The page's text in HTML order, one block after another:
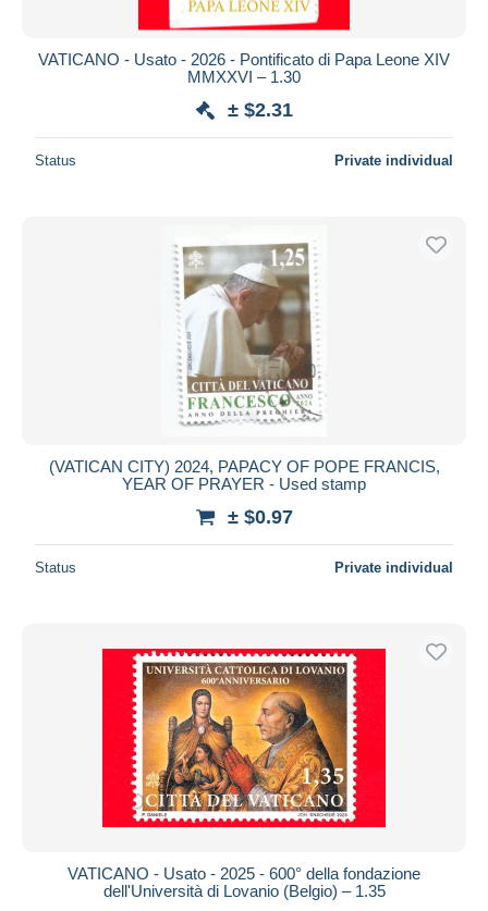
Price
Payment methods
Bank transfer
MasterCard
Bancontact
Maestro
Seller's residence
Submit
VATICANO - Usato - 2026 - Pontificato di Papa Leone XIV
MMXXVI – 1.30
± $2.31
Status Private individual
(VATICAN CITY) 2024, PAPACY OF POPE FRANCIS,
YEAR OF PRAYER - Used stamp
± $0.97
Status Private individual
VATICANO - Usato - 2025 - 600° della fondazione
dell'Università di Lovanio (Belgio) – 1.35